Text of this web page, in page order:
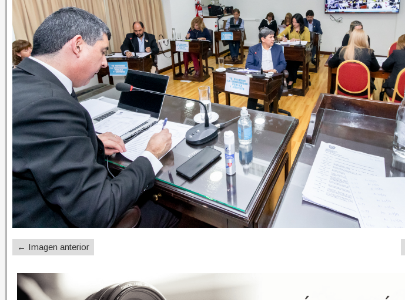
← Imagen anterior